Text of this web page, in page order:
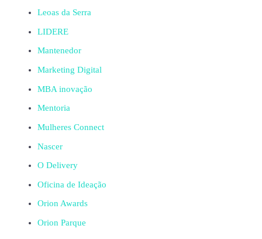
Leoas da Serra
LIDERE
Mantenedor
Marketing Digital
MBA inovação
Mentoria
Mulheres Connect
Nascer
O Delivery
Oficina de Ideação
Orion Awards
Orion Parque